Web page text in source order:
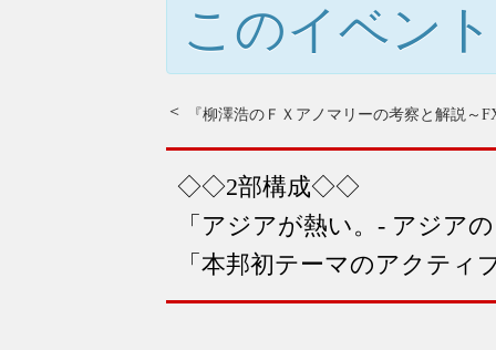
このイベン
◇◇2部構成◇◇
「アジアが熱い。- アジア
「本邦初テーマのアクテ